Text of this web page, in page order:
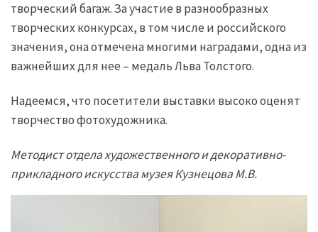
творческий багаж. За участие в разнообразных
творческих конкурсах, в том числе и российского
значения, она отмечена многими наградами, одна из
важнейших для нее – медаль Льва Толстого.
Надеемся, что посетители выставки высоко оценят
творчество фотохудожника.
Методист отдела художественного и декоративно-
прикладного искусства музея Кузнецова М.В.